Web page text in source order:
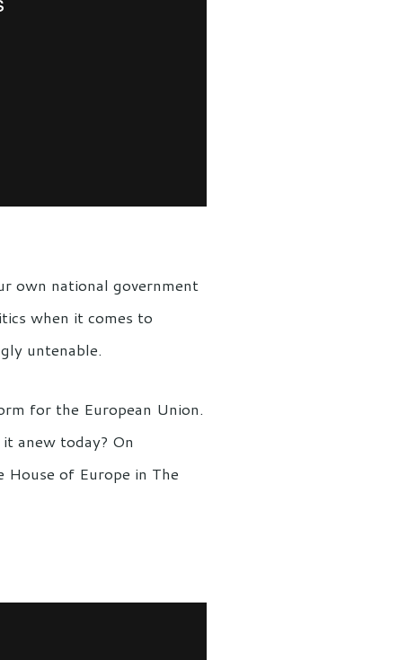
own national government
when it comes to
untenable.
for the European Union.
anew today? On
House of Europe in The